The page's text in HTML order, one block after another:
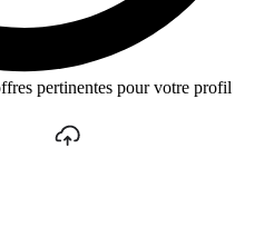
pertinentes pour votre profil